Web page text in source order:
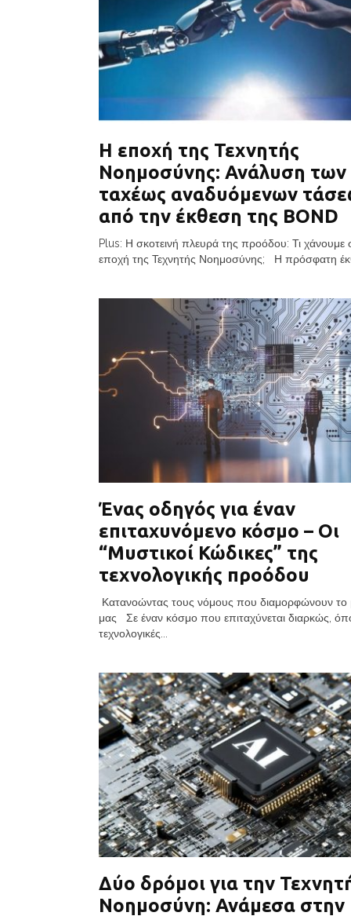
Η εποχή της Τεχνητής
Νοημοσύνης: Ανάλυση των
ταχέως αναδυόμενων
από την έκθεση της BOND
Plus: Η σκοτεινή πλευρά της προόδου: Τι χάνουμε
εποχή της Τεχνητής Νοημοσύνης; Η πρόσφατη
Ένας οδηγός για έναν
επιταχυνόμενο κόσμο – Οι
“Μυστικοί Κώδικες” της
τεχνολογικής προόδου
Κατανοώντας τους νόμους που διαμορφώνουν το
μας Σε έναν κόσμο που επιταχύνεται διαρκώς,
τεχνολογικές...
Δύο δρόμοι για την
Νοημοσύνη: Ανάμεσα στην